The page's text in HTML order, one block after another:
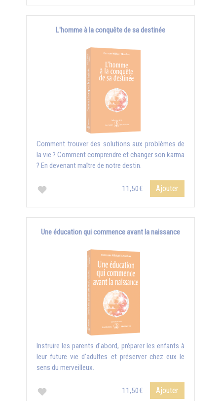
L'homme à la conquête de sa destinée
Comment trouver des solutions aux problèmes de
la vie ? Comment comprendre et changer son karma
? En devenant maître de notre destin.
11,50€ Ajouter
Une éducation qui commence avant la naissance
Instruire les parents d'abord, préparer les enfants à
leur future vie d'adultes et préserver chez eux le
sens du merveilleux.
11,50€ Ajouter